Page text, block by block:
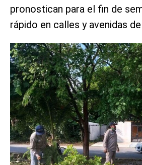
pronostican para el fin de
rápido en calles y avenidas